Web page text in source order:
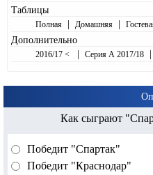
Таблицы
Полная | Домашняя |
Дополнительно
2016/17 < | Серия А 2017/18 |
Как сыграют
Победит "Спартак"
Победит "Краснодар"